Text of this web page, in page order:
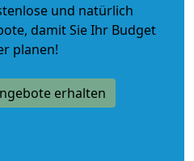
und natürlich
, damit Sie Ihr Budget
planen!
erhalten